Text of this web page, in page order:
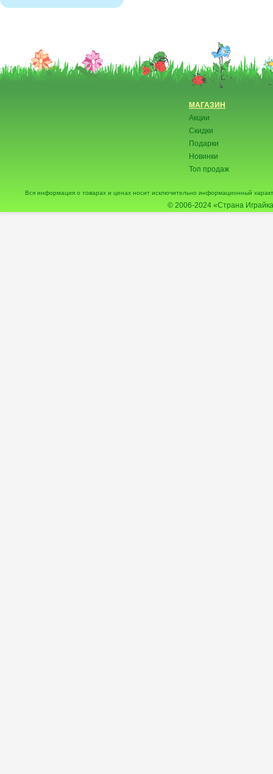
МАГАЗИН
Акции
Скидки
Подарки
Новинки
Топ продаж
Вся информация о товарах и ценах носит исключительно информационный
© 2006-2024 «Страна